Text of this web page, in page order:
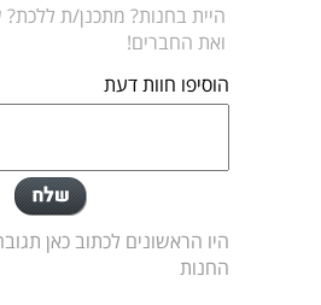
היית בחנות? מתכנן/ת ללכת?
ואת החברים!
הוסיפו חוות דעת
היו הראשונים לכתוב כאן
החנות